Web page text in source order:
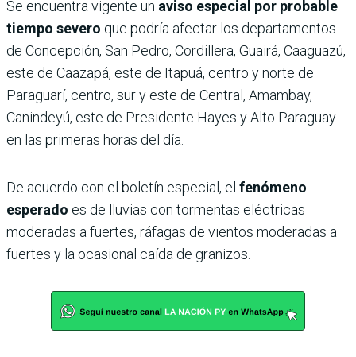
Se encuentra vigente un aviso especial por probable
tiempo severo que podría afectar los departamentos
de Concepción, San Pedro, Cordillera, Guairá, Caaguazú,
este de Caazapá, este de Itapuá, centro y norte de
Paraguarí, centro, sur y este de Central, Amambay,
Canindeyú, este de Presidente Hayes y Alto Paraguay
en las primeras horas del día.
De acuerdo con el boletín especial, el fenómeno
esperado es de lluvias con tormentas eléctricas
moderadas a fuertes, ráfagas de vientos moderadas a
fuertes y la ocasional caída de granizos.